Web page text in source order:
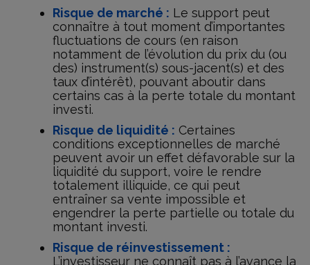
Risque de marché : Le support peut
connaître à tout moment d’importantes
fluctuations de cours (en raison
notamment de l’évolution du prix du (ou
des) instrument(s) sous-jacent(s) et des
taux d’intérêt), pouvant aboutir dans
certains cas à la perte totale du montant
investi.
Risque de liquidité : Certaines
conditions exceptionnelles de marché
peuvent avoir un effet défavorable sur la
liquidité du support, voire le rendre
totalement illiquide, ce qui peut
entraîner sa vente impossible et
engendrer la perte partielle ou totale du
montant investi.
Risque de réinvestissement :
L’investisseur ne connaît pas à l’avance la